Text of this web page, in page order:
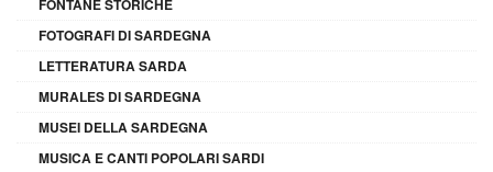
FONTANE STORICHE
FOTOGRAFI DI SARDEGNA
LETTERATURA SARDA
MURALES DI SARDEGNA
MUSEI DELLA SARDEGNA
MUSICA E CANTI POPOLARI SARDI